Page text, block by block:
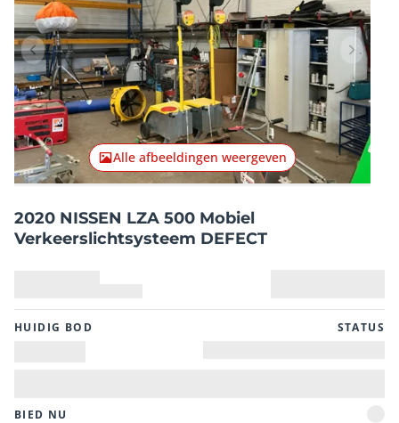
Vorig item
Alle afbeeldingen weergeven
2020 NISSEN LZA 500 Mobiel
Verkeerslichtsysteem DEFECT
HUIDIG ​​BOD STATUS
BIED NU